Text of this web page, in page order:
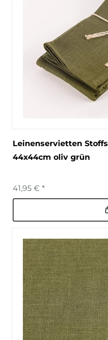
Leinenservietten
44x44cm oliv grün
41,95 € *